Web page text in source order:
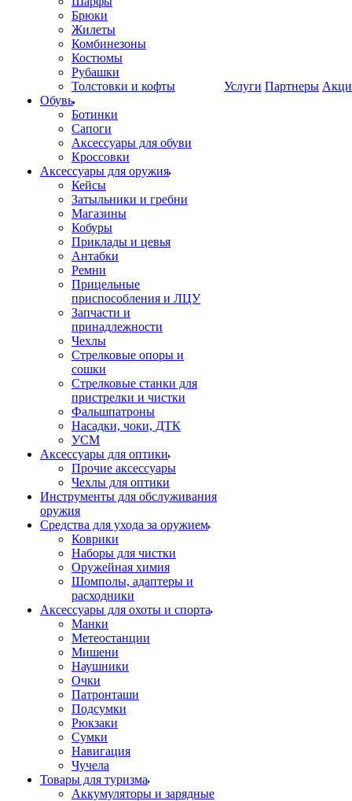
Брюки
Жилеты
Комбинезоны
Костюмы
Рубашки
Толстовки и кофты
Обувь
Ботинки
Сапоги
Аксессуары для обуви
Кроссовки
Аксессуары для оружия
Кейсы
Затыльники и гребни
Магазины
Кобуры
Приклады и цевья
Антабки
Ремни
Прицельные
приспособления и ЛЦУ
Запчасти и
принадлежности
Чехлы
Стрелковые опоры и
сошки
Стрелковые станки для
пристрелки и чистки
Фальшпатроны
Насадки, чоки, ДТК
УСМ
Аксессуары для оптики
Прочие аксессуары
Чехлы для оптики
Инструменты для обслуживания
оружия
Средства для ухода за оружием
Коврики
Наборы для чистки
Оружейная химия
Шомполы, адаптеры и
расходники
Аксессуары для охоты и спорта
Манки
Метеостанции
Мишени
Наушники
Очки
Патронташи
Подсумки
Рюкзаки
Сумки
Навигация
Чучела
Товары для туризма
Аккумуляторы и зарядные
Услуги Партнеры